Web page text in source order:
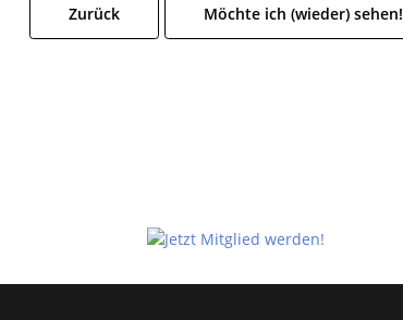
Zurück Möchte ich (wieder) sehen!